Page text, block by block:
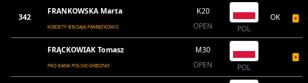
342
FRANKOWSKA Marta
KOBIETY BIEGAJĄ PAMIĄTKOWO
K20
OPEN
POL
OK
FRĄCKOWIAK Tomasz
PKO BANK POLSKI GNIEZNO
M30
OPEN
POL